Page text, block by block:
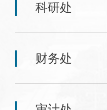
科研处
财务处